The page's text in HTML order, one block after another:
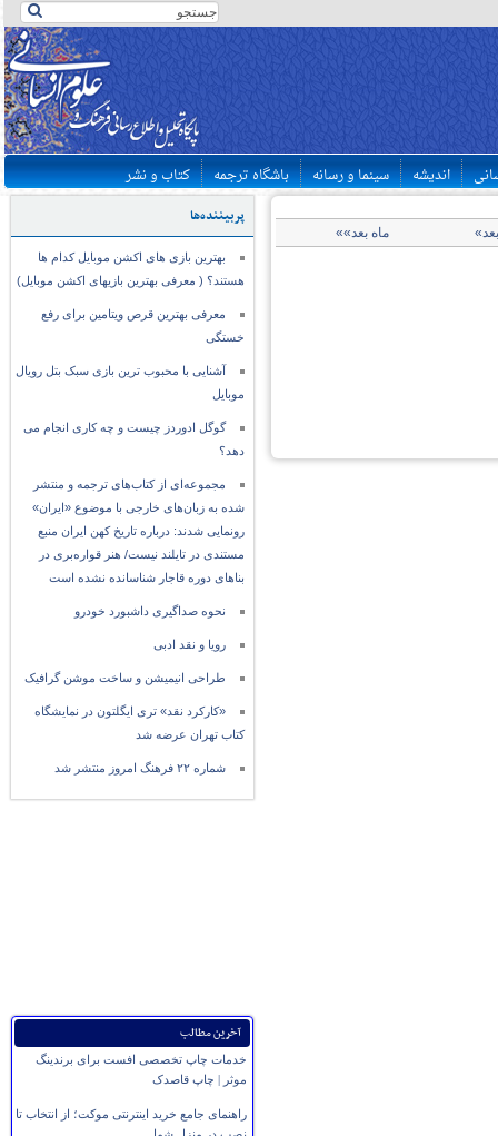
اندیشه سینما و رسانه باشگاه ترجمه کتاب و نشر
پربیننده‌ها
بهترین بازی های اکشن موبایل کدام ها
هستند؟ ( معرفی بهترین بازیهای اکشن موبایل)
معرفی بهترین قرص ویتامین برای رفع
خستگی
آشنایی با محبوب ترین بازی سبک بتل رویال
موبایل
گوگل ادوردز چیست و چه کاری انجام می
دهد؟
مجموعه‌ای از کتاب‌های ترجمه و منتشر
شده به زبان‌های خارجی با موضوع «ایران»
رونمایی شدند: درباره تاریخ کهن ایران منبع
مستندی در تایلند نیست/ هنر قواره‌بری در
بناهای دوره قاجار شناسانده نشده است
نحوه صداگیری داشبورد خودرو
رویا و نقد ادبی
طراحی انیمیشن و ساخت موشن گرافیک
«کارکرد نقد» تری ایگلتون در نمایشگاه
کتاب تهران عرضه شد
شماره ۲۲ فرهنگ امروز منتشر شد
آخرین مطالب
خدمات چاپ تخصصی افست برای برندینگ
موثر | چاپ قاصدک
راهنمای جامع خرید اینترنتی موکت؛ از انتخاب تا
ماه بعد»»